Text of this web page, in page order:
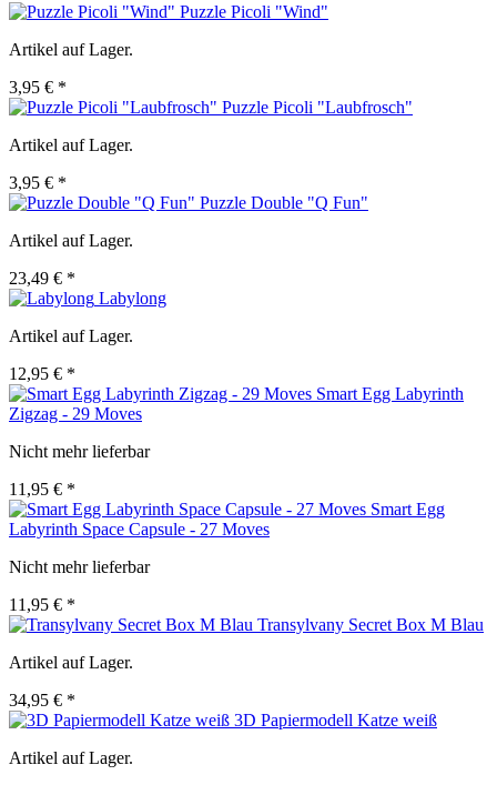
Puzzle Picoli "Wind"
Artikel auf Lager.
3,95 € *
Puzzle Picoli "Laubfrosch"
Artikel auf Lager.
3,95 € *
Puzzle Double "Q Fun"
Artikel auf Lager.
23,49 € *
Labylong
Artikel auf Lager.
12,95 € *
Smart Egg Labyrinth
Zigzag - 29 Moves
Nicht mehr lieferbar
11,95 € *
Smart Egg
Labyrinth Space Capsule - 27 Moves
Nicht mehr lieferbar
11,95 € *
Transylvany Secret Box M Blau
Artikel auf Lager.
34,95 € *
3D Papiermodell Katze weiß
Artikel auf Lager.